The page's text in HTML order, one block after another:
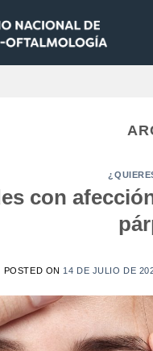
con
POSTED ON 14 DE JULIO DE